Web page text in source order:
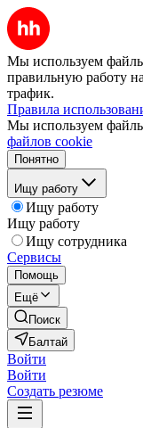
Мы используем
правильную работу
трафик.
Правила
Мы используем
файлов cookie
Понятно
Ищу работу
Ищу работу
Ищу работу
Ищу сотрудника
Сервисы
Помощь
Ещё
Поиск
Балтай
Войти
Войти
Создать резюме